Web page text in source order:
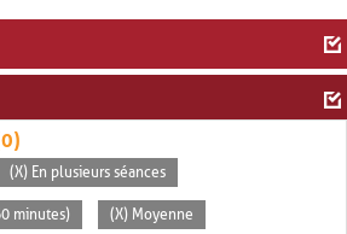
(X) En plusieurs séances
minutes) (X) Moyenne